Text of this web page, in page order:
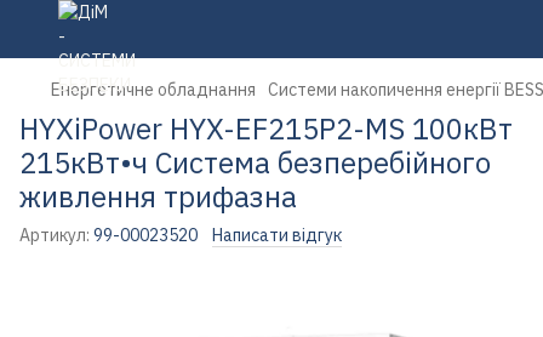
Енергетичне обладнання Системи накопичення енергії BESS
HYXiPower HYX-EF215P2-MS 100кВт
215кВт•ч Система безперебійного
живлення трифазна
Артикул: 99-00023520 Написати відгук